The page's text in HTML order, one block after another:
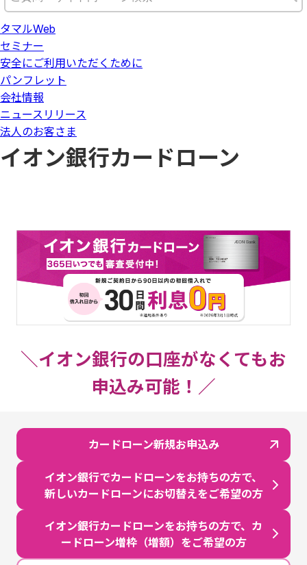
タマルWeb
セミナー
安全にご利用いただくために
パンフレット
会社情報
ニュースリリース
法人のお客さま
イオン銀行カードローン
＼イオン銀行の口座がなくてもお
申込み可能！／
カードローン新規お申込み
イオン銀行でカードローンをお持ちの方で、
新しいカードローンにお切替えをご希望の方
イオン銀行カードローンをお持ちの方で、カ
ードローン増枠（増額）をご希望の方